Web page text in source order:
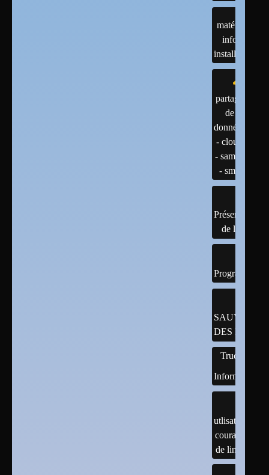
matériels :
infos et
installations
partage
de
données
- cloud
- samba
- smb
Présentation
de linux
DES
Trucs
Informatiques
utlisation
courante
de linux